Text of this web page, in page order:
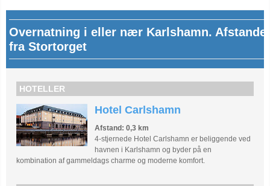
Overnatning i eller nær Karlshamn. Afstande
fra Stortorget
HOTELLER
Hotel Carlshamn
Afstand: 0,3 km
4-stjernede Hotel Carlshamn er beliggende ved
havnen i Karlshamn og byder på en
kombination af gammeldags charme og moderne komfort.